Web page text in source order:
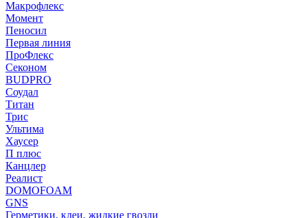
Макрофлекс
Момент
Пеносил
Первая линия
ПроФлекс
Секоном
BUDPRO
Соудал
Титан
Трис
Ультима
Хаусер
П плюс
Канцлер
Реалист
DOMOFOAM
GNS
Герметики, клеи, жидкие гвозди